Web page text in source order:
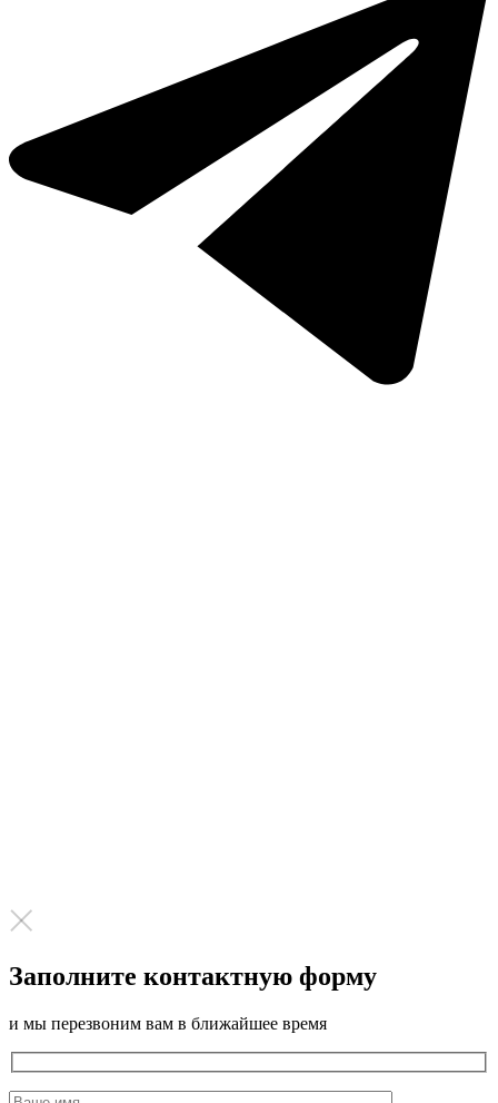
Заполните контактную форму
и мы перезвоним вам в ближайшее время